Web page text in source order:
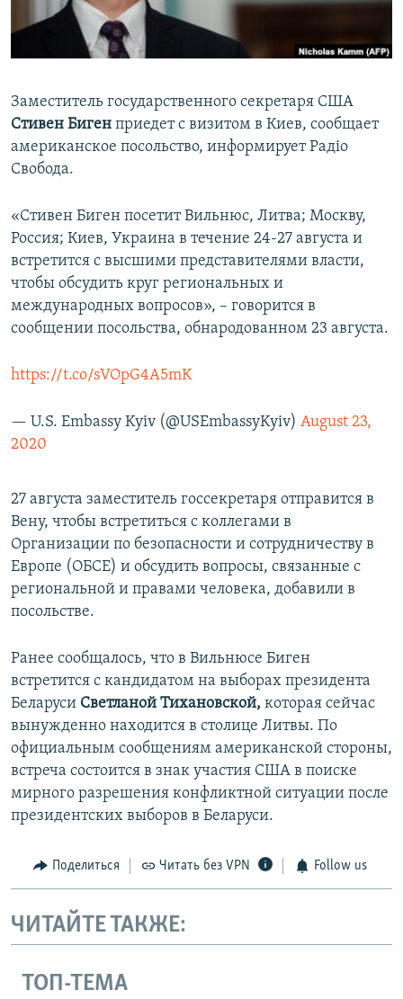
ПОБЕДИТЕЛЕЙ НЕ СУДЯТ?
КРЫМ.НЕПОКОРЕННЫЙ
УКРАИНСКАЯ ПРОБЛЕМА КРЫМА
ПРИСОЕДИНЯЙТЕСЬ!
Все сайты RFE/RL
Заместитель государственного секретаря США
Стивен Биген приедет с визитом в Киев, сообщает
американское посольство, информирует Радіо
Свобода.
«Стивен Биген посетит Вильнюс, Литва; Москву,
Россия; Киев, Украина в течение 24-27 августа и
встретится с высшими представителями власти,
чтобы обсудить круг региональных и
международных вопросов», – говорится в
сообщении посольства, обнародованном 23 августа.
https://t.co/sVOpG4A5mK
— U.S. Embassy Kyiv (@USEmbassyKyiv) August 23,
2020
27 августа заместитель госсекретаря отправится в
Вену, чтобы встретиться с коллегами в
Организации по безопасности и сотрудничеству в
Европе (ОБСЕ) и обсудить вопросы, связанные с
региональной и правами человека, добавили в
посольстве.
Ранее сообщалось, что в Вильнюсе Биген
встретится с кандидатом на выборах президента
Беларуси Светланой Тихановской, которая сейчас
вынужденно находится в столице Литвы. По
официальным сообщениям американской стороны,
встреча состоится в знак участия США в поиске
мирного разрешения конфликтной ситуации после
президентских выборов в Беларуси.
Поделиться Читать без VPN Follow us
ЧИТАЙТЕ ТАКЖЕ:
ТОП-ТЕМА